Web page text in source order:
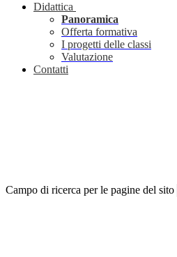
Didattica
Panoramica
Offerta formativa
I progetti delle classi
Valutazione
Contatti
Campo di ricerca per le pagine del sito